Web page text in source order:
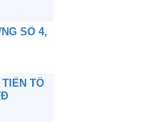
SỐ 4,
TIỀN TÔ